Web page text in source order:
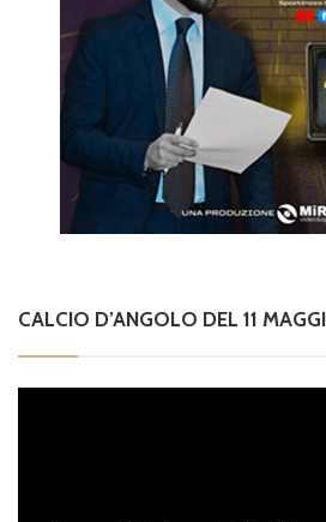
CALCIO D’ANGOLO DEL 11